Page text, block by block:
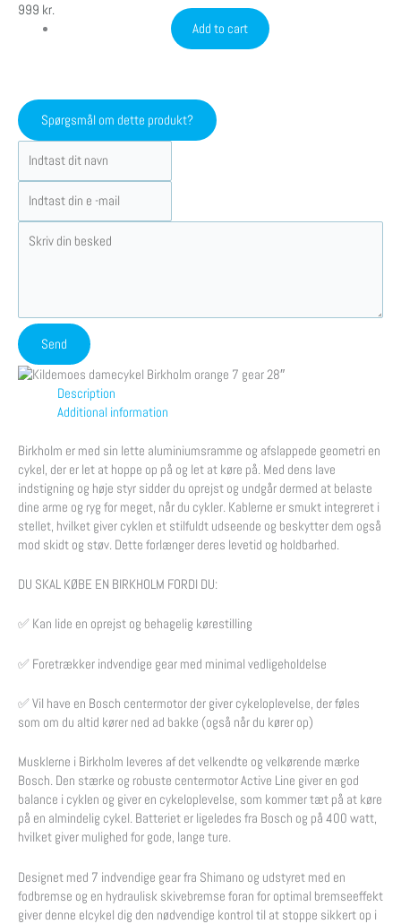
999 kr.
Add to cart
Spørgsmål om dette produkt?
Description
Additional information
Birkholm er med sin lette aluminiumsramme og afslappede geometri en
cykel, der er let at hoppe op på og let at køre på. Med dens lave
indstigning og høje styr sidder du oprejst og undgår dermed at belaste
dine arme og ryg for meget, når du cykler. Kablerne er smukt integreret i
stellet, hvilket giver cyklen et stilfuldt udseende og beskytter dem også
mod skidt og støv. Dette forlænger deres levetid og holdbarhed.
DU SKAL KØBE EN BIRKHOLM FORDI DU:
✅ Kan lide en oprejst og behagelig kørestilling
✅ Foretrækker indvendige gear med minimal vedligeholdelse
✅ Vil have en Bosch centermotor der giver cykeloplevelse, der føles
som om du altid kører ned ad bakke (også når du kører op)
Musklerne i Birkholm leveres af det velkendte og velkørende mærke
Bosch. Den stærke og robuste centermotor Active Line giver en god
balance i cyklen og giver en cykeloplevelse, som kommer tæt på at køre
på en almindelig cykel. Batteriet er ligeledes fra Bosch og på 400 watt,
hvilket giver mulighed for gode, lange ture.
Designet med 7 indvendige gear fra Shimano og udstyret med en
fodbremse og en hydraulisk skivebremse foran for optimal bremseeffekt
giver denne elcykel dig den nødvendige kontrol til at stoppe sikkert op i